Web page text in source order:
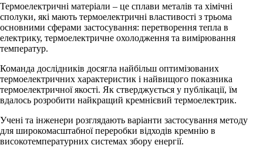
Термоелектричні матеріали – це сплави металів та хімічні
сполуки, які мають термоелектричні властивості з трьома
основними сферами застосування: перетворення тепла в
електрику, термоелектричне охолодження та вимірювання
температур.
Команда дослідників досягла найбільш оптимізованих
термоелектричних характеристик і найвищого показника
термоелектричної якості. Як стверджується у публікації, їм
вдалось розробити найкращий кремнієвий термоелектрик.
Учені та інженери розглядають варіанти застосування методу
для широкомасштабної переробки відходів кремнію в
високотемпературних системах збору енергії.